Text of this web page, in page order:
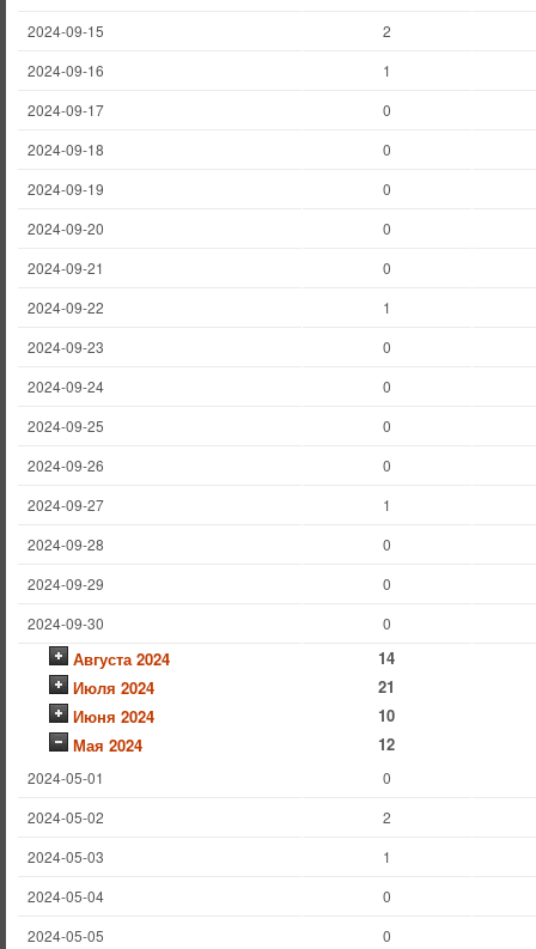
2024-09-15
2
2024-09-16
1
2024-09-17
0
2024-09-18
0
2024-09-19
0
2024-09-20
0
2024-09-21
0
2024-09-22
1
2024-09-23
0
2024-09-24
0
2024-09-25
0
2024-09-26
0
2024-09-27
1
2024-09-28
0
2024-09-29
0
2024-09-30
0
Августа 2024
14
Июля 2024
21
Июня 2024
10
Мая 2024
12
2024-05-01
0
2024-05-02
2
2024-05-03
1
2024-05-04
0
2024-05-05
0